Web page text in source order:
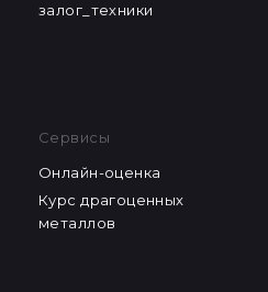
залог_техники
Сервисы
Онлайн-оценка
Курс драгоценных
металлов